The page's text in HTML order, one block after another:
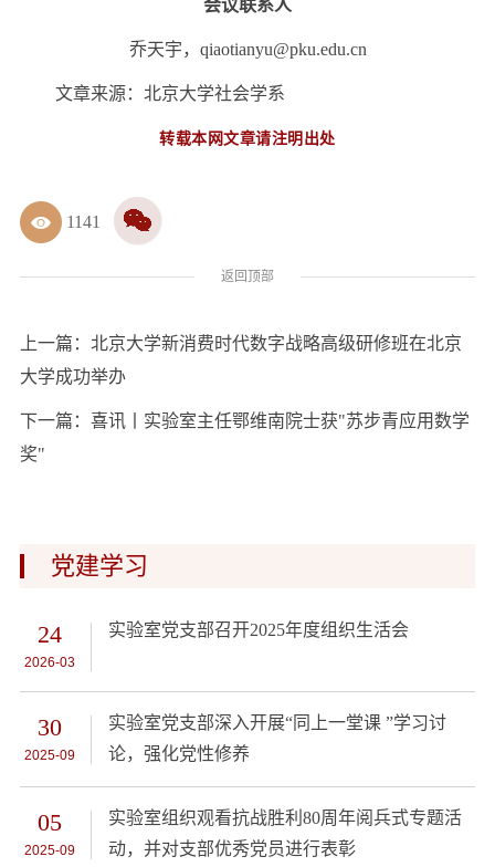
1141
会议联系人
乔天宇，qiaotianyu@pku.edu.cn
文章来源：北京大学社会学系
转载本网文章请注明出处
返回顶部
上一篇： 北京大学新消费时代数字战略高级研修班在北京
大学成功举办
下一篇： 喜讯丨实验室主任鄂维南院士获"苏步青应用数学
奖"
党建学习
24
2026-03
实验室党支部召开2025年度组织生活会
30
2025-09
实验室党支部深入开展“同上一堂课 ”学习讨
论，强化党性修养
05
2025-09
实验室组织观看抗战胜利80周年阅兵式专题活
动，并对支部优秀党员进行表彰